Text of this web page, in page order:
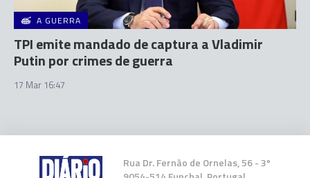
A GUERRA
TPI emite mandado de captura a Vladimir
Putin por crimes de guerra
17 Mar 16:47
Rua Dr. Fernão de Ornelas, 56 - 3º